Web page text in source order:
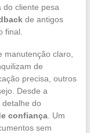
do cliente pesa
de antigos
final.
manutenção claro,
de
precisa, outros
Desde a
do
confiança. Um
sem